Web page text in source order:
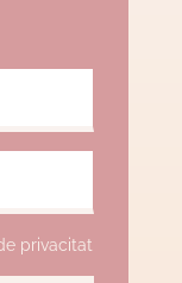
privacitat